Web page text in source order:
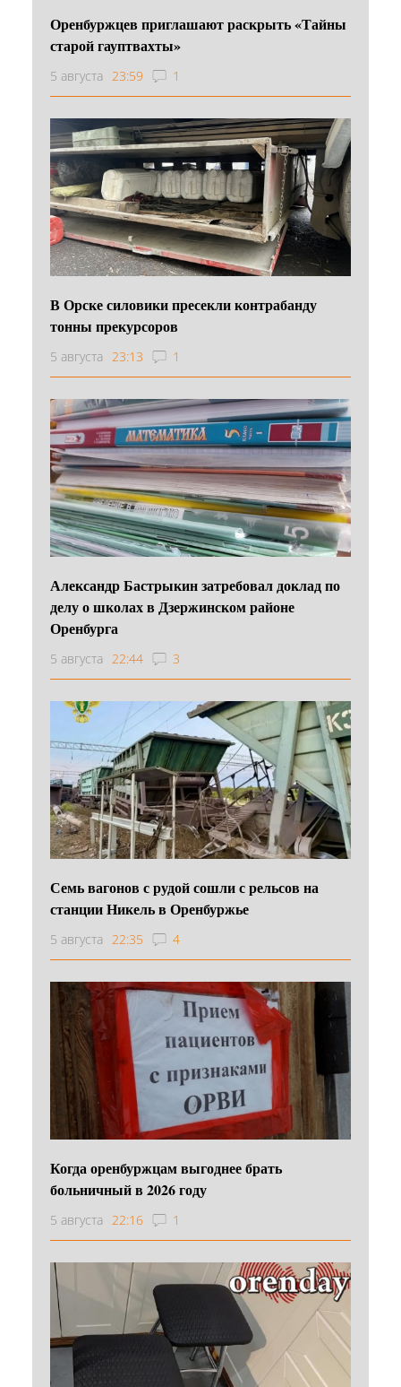
Оренбуржцев приглашают раскрыть «Тайны
старой гауптвахты»
5 августа 23:59 1
В Орске силовики пресекли контрабанду
тонны прекурсоров
5 августа 23:13 1
Александр Бастрыкин затребовал доклад по
делу о школах в Дзержинском районе
Оренбурга
5 августа 22:44 3
Семь вагонов с рудой сошли с рельсов на
станции Никель в Оренбуржье
5 августа 22:35 4
Когда оренбуржцам выгоднее брать
больничный в 2026 году
5 августа 22:16 1